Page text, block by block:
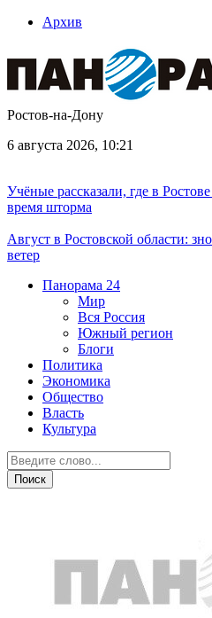
Архив
Ростов-на-Дону
6 августа 2026, 10:21
Учёные рассказали, где в
время шторма
Август в Ростовской области:
ветер
Панорама 24
Мир
Вся Россия
Южный регион
Блоги
Политика
Экономика
Общество
Власть
Культура